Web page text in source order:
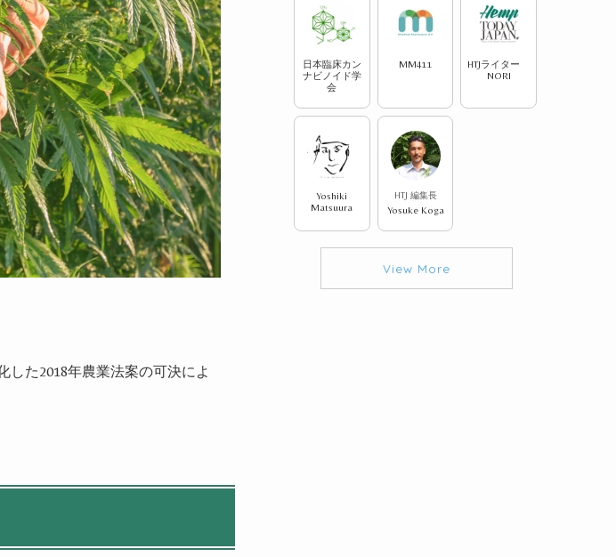
した2018年農業法案の可決によ
日本臨床カン
ナビノイド学
会
MM411
HTJライター
NORI
Yoshiki
Matsuura
HTJ 編集長
Yosuke Koga
View More